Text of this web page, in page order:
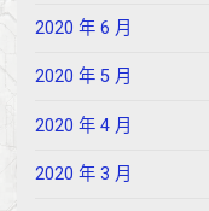
2020 年 6 月
2020 年 5 月
2020 年 4 月
2020 年 3 月